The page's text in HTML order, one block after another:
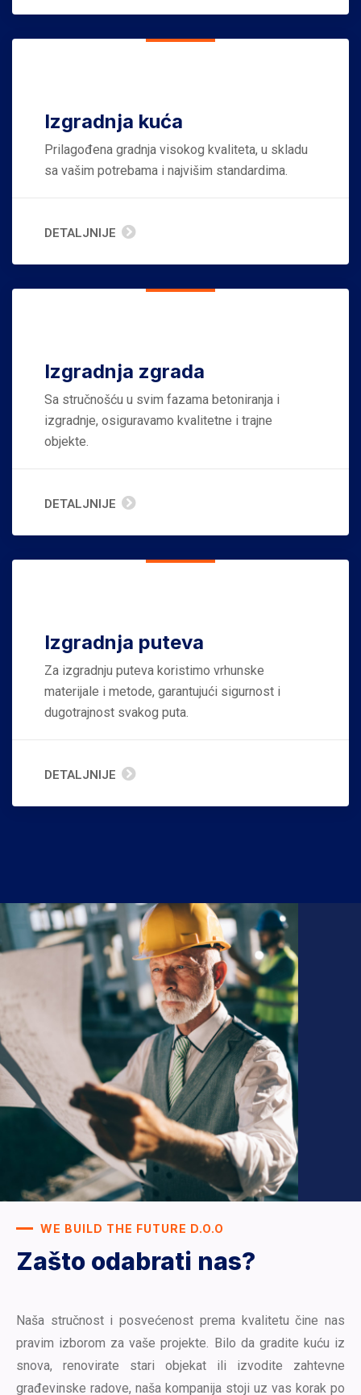
Izgradnja kuća
Prilagođena gradnja visokog kvaliteta, u skladu
sa vašim potrebama i najvišim standardima.
DETALJNIJE
Izgradnja zgrada
Sa stručnošću u svim fazama betoniranja i
izgradnje, osiguravamo kvalitetne i trajne
objekte.
DETALJNIJE
Izgradnja puteva
Za izgradnju puteva koristimo vrhunske
materijale i metode, garantujući sigurnost i
dugotrajnost svakog puta.
DETALJNIJE
WE BUILD THE FUTURE D.O.O
Zašto odabrati nas?
Naša stručnost i posvećenost prema kvalitetu čine nas
pravim izborom za vaše projekte. Bilo da gradite kuću iz
snova, renovirate stari objekat ili izvodite zahtevne
građevinske radove, naša kompanija stoji uz vas korak po